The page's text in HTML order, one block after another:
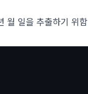
월 일을 추출하기 위함